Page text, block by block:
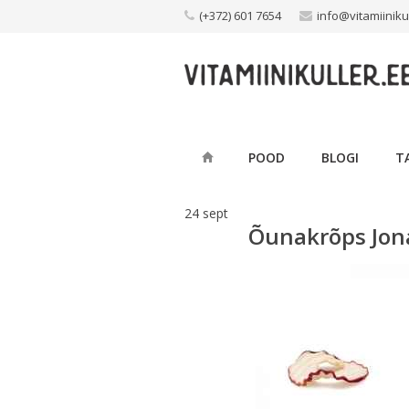
(+372) 601 7654
POOD BLOGI
24 sept
Õunakrõps